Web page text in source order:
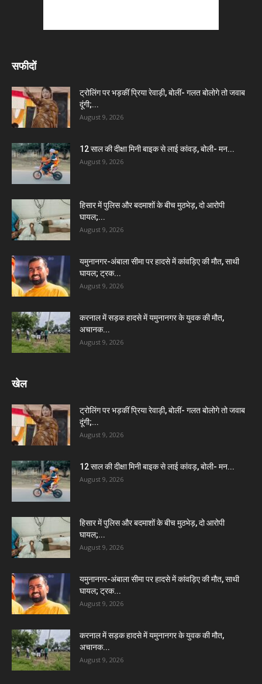
सफीदों
ट्रोलिंग पर भड़कीं प्रिया रेवाड़ी, बोलीं- गलत बोलोगे तो जवाब
दूंगी;...
August 9, 2026
12 साल की दीक्षा मिनी बाइक से लाई कांवड़, बोली- मन...
August 9, 2026
हिसार में पुलिस और बदमाशों के बीच मुठभेड़, दो आरोपी
घायल;...
August 9, 2026
यमुनानगर-अंबाला सीमा पर हादसे में कांवड़िए की मौत, साथी
घायल; ट्रक...
August 9, 2026
करनाल में सड़क हादसे में यमुनानगर के युवक की मौत,
अचानक...
August 9, 2026
खेल
ट्रोलिंग पर भड़कीं प्रिया रेवाड़ी, बोलीं- गलत बोलोगे तो जवाब
दूंगी;...
August 9, 2026
12 साल की दीक्षा मिनी बाइक से लाई कांवड़, बोली- मन...
August 9, 2026
हिसार में पुलिस और बदमाशों के बीच मुठभेड़, दो आरोपी
घायल;...
August 9, 2026
यमुनानगर-अंबाला सीमा पर हादसे में कांवड़िए की मौत, साथी
घायल; ट्रक...
August 9, 2026
करनाल में सड़क हादसे में यमुनानगर के युवक की मौत,
अचानक...
August 9, 2026